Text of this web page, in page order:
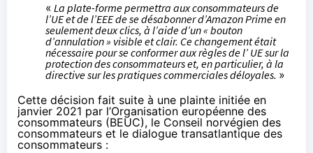
« La plate-forme permettra aux consommateurs de
l’UE et de l’EEE de se désabonner d’Amazon Prime en
seulement deux clics, à l’aide d’un « bouton
d’annulation » visible et clair. Ce changement était
nécessaire pour se conformer aux règles de l’ UE sur la
protection des consommateurs et, en particulier, à la
directive sur les pratiques commerciales déloyales. »
Cette décision fait suite à une plainte initiée en
janvier 2021 par l’Organisation européenne des
consommateurs (BEUC), le Conseil norvégien des
consommateurs et le dialogue transatlantique des
consommateurs :